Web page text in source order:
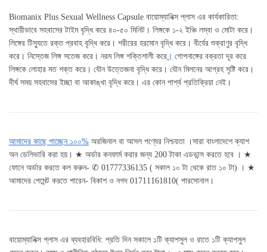
Biomanix Plus Sexual Wellness Capsule বায়োম্যানিক্স প্লাস এর কার্যকারিতা:
স্থায়ীভাবে সহবাসের টাইম বৃদ্ধি করে ৪০-৫০ মিনিট। লিঙ্গকে ১-২ ইঞ্চি লম্বা ও মোটা করে।
লিঙ্গের টিস্যুতে রক্ত প্রবাহ বৃদ্ধি করে। শরীরের হরমোন বৃদ্ধি করে। বীর্যের শুক্রাণুর বৃদ্ধি
করে। নিস্তেজ লিঙ্গ সতেজ করে। নরম লিঙ্গ শক্তিশালী করে । গোপনাঙ্গের বক্রতা দূর করে
লিঙ্গকে লোহার মত শক্ত করে। যৌন উত্তেজনা বৃদ্ধি করে। যৌন মিলনের আগ্রহ সৃষ্টি করে।
দীর্ঘ সময় সহবাসের ইচ্ছা বা আকাঙ্খা বৃদ্ধি করে। এর কোন পার্শ্ব প্রতিক্রিয়া নেই।
আমাদের কাছে পাচ্ছেন ১০০% অরজিনাল বা আসল পণ্যের নিশ্চয়তা ।সারা বাংলাদেশে ক্যাশ
অন ডেলিভারি করা হয়। ★ অর্ডার কনফার্ম করার জন্য 200 টাকা এডভান্স করতে হবে । ★
ফোনে অর্ডার করতে কল করুন- ✆ 01777336135 ( সকাল ১০ টা থেকে রাত ১০ টা) । ★
আমাদের পেমেন্ট করতে পারেন- বিকাশ ও নগদ 01711161810( পারসোনাল।
বায়োম্যানিক্স প্লাস এর ব্যবহারবিধি: প্রতি দিন সকালে ১টি ক্যাপসুল ও রাতে ১টি ক্যাপসুল